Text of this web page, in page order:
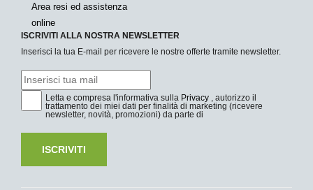
Area resi ed assistenza
online
ISCRIVITI ALLA NOSTRA NEWSLETTER
Inserisci la tua E-mail per ricevere le nostre offerte tramite newsletter.
Letta e compresa l'informativa sulla Privacy , autorizzo il
trattamento dei miei dati per finalità di marketing (ricevere
newsletter, novità, promozioni) da parte di
ISCRIVITI